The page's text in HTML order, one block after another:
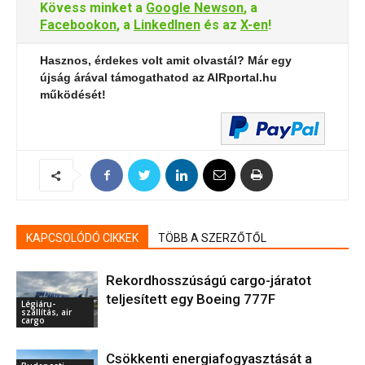
Kövess minket a Google Newson, a
Facebookon, a LinkedInen és az X-en!
Hasznos, érdekes volt amit olvastál? Már egy
újság árával támogathatod az AIRportal.hu
működését!
KAPCSOLÓDÓ CIKKEK TÖBB A SZERZŐTŐL
Légiáru-
szállítás, air
cargo
Rekordhosszúságú cargo-járatot
teljesített egy Boeing 777F
Csökkenti energiafogyasztását a